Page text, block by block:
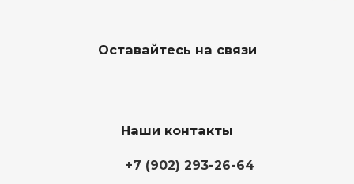
Оставайтесь на связи
Наши контакты
+7 (902) 293-26-64